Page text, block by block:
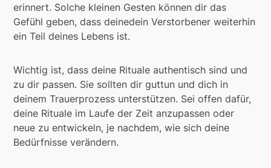
erinnert. Solche kleinen Gesten können dir das
Gefühl geben, dass deinedein Verstorbener weiterhin
ein Teil deines Lebens ist.
Wichtig ist, dass deine Rituale authentisch sind und
zu dir passen. Sie sollten dir guttun und dich in
deinem Trauerprozess unterstützen. Sei offen dafür,
deine Rituale im Laufe der Zeit anzupassen oder
neue zu entwickeln, je nachdem, wie sich deine
Bedürfnisse verändern.